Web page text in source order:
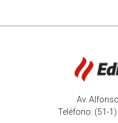
Av.
Teléfono: (51-